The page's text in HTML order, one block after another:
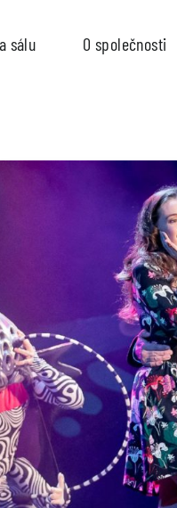
sálu O společnosti